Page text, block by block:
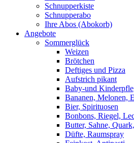
Schnupperkiste
Schnupperabo
Ihre Abos (Abokorb)
Angebote
Sommerglück
Weizen
Brötchen
Deftiges und Pizza
Aufstrich pikant
Baby-und
Bananen, Melonen,
Bier, Spirituosen
Bonbons, Riegel,
Butter, Sahne,
Düfte, Raumspray